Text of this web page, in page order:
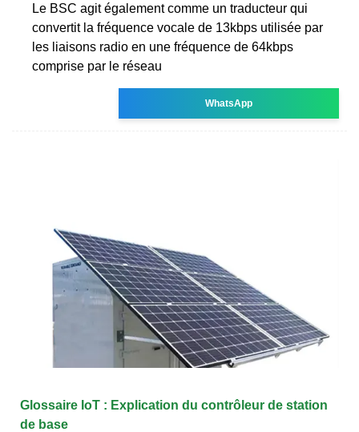
Le BSC agit également comme un traducteur qui
convertit la fréquence vocale de 13kbps utilisée par
les liaisons radio en une fréquence de 64kbps
comprise par le réseau
WhatsApp
Glossaire IoT : Explication du contrôleur de station
de base